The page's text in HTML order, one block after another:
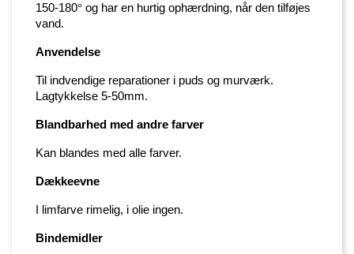
150-180° og har en hurtig ophærdning, når den tilføjes
vand.
Anvendelse
Til indvendige reparationer i puds og murværk.
Lagtykkelse 5-50mm.
Blandbarhed med andre farver
Kan blandes med alle farver.
Dækkeevne
I limfarve rimelig, i olie ingen.
Bindemidler